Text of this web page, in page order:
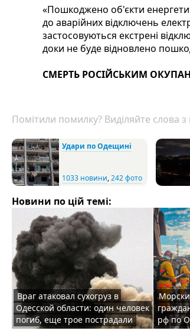
«Пошкоджено об'єкти
до аварійних відключень
застосовуються екстрені
доки не буде відновлено
СМЕРТЬ РОСІЙСЬКИМ
Помітили помилку? Виділяйте слова
Удари по Одещині
1033 новини,242 фото
Новини по цій темі:
Враг атаковал сухогруз в
Одесской области: один человек
погиб, еще трое пострадали
рф по